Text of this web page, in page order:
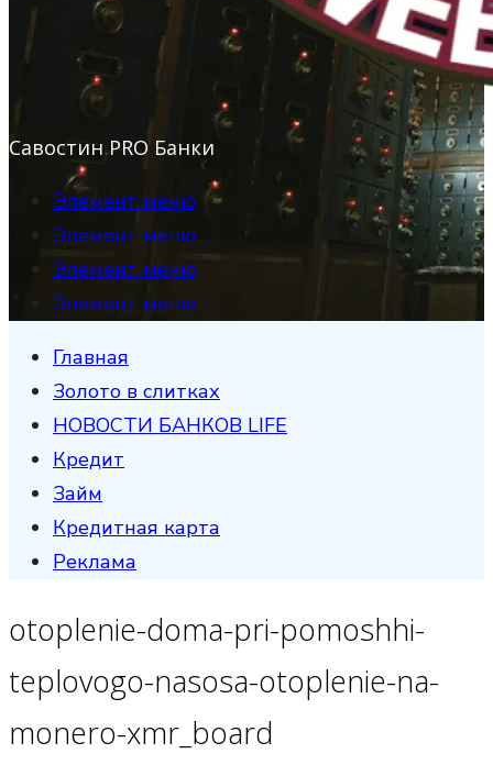
Савостин PRO Банки
Элемент меню
Элемент меню
Элемент меню
Элемент меню
Главная
Золото в слитках
НОВОСТИ БАНКОВ LIFE
Кредит
Займ
Кредитная карта
Реклама
otoplenie-doma-pri-pomoshhi-
teplovogo-nasosa-otoplenie-na-
monero-xmr_board